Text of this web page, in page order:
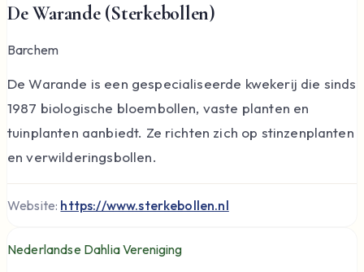
De Warande (Sterkebollen)
Barchem
De Warande is een gespecialiseerde kwekerij die sinds
1987 biologische bloembollen, vaste planten en
tuinplanten aanbiedt. Ze richten zich op stinzenplanten
en verwilderingsbollen.
Website: https://www.sterkebollen.nl
Nederlandse Dahlia Vereniging